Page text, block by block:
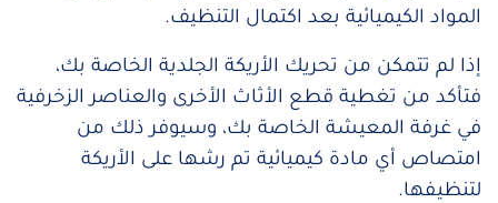
المواد الكيميائية بعد اكتمال التنظيف.
إذا لم تتمكن من تحريك الأريكة الجلدية الخاصة بك،
فتأكد من تغطية قطع الأثاث الأخرى والعناصر الزخرفية
في غرفة المعيشة الخاصة بك، وسيوفر ذلك من
امتصاص أي مادة كيميائية تم رشها على الأريكة
لتنظيفها.